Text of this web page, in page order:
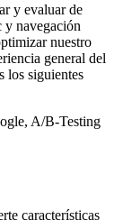
y evaluar de
y navegación
nuestro
general del
los siguientes
A/B-Testing
características